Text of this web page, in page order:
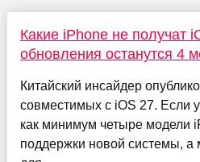
Какие iPhone не получат
обновления останутся 4
Китайский инсайдер
совместимых с iOS 27. Если
как минимум четыре модели
поддержки новой системы,